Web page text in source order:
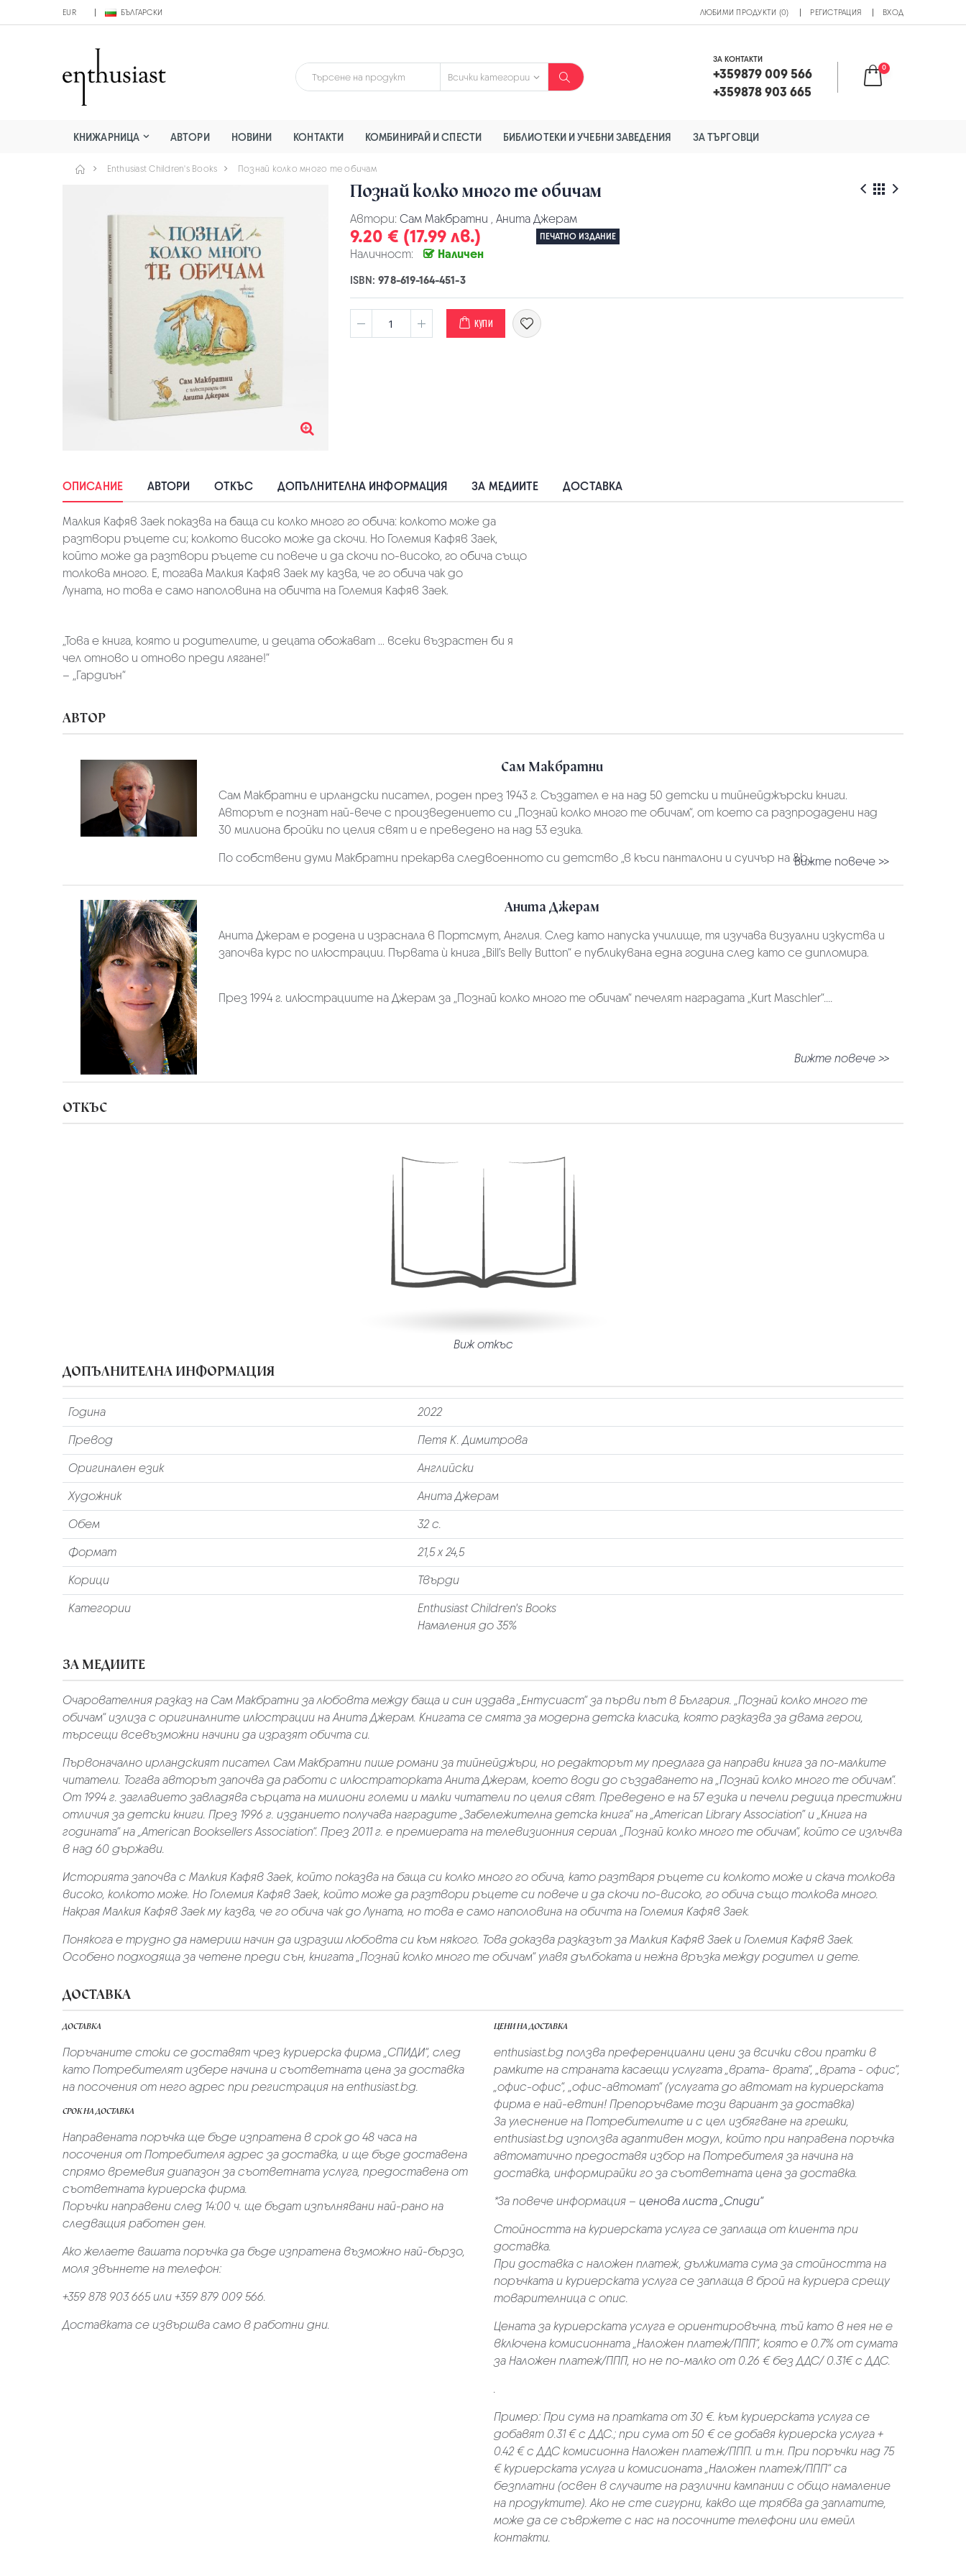
EUR БЪЛГАРСКИ ЛЮБИМИ ПРОДУКТИ (0) РЕГИСТРАЦИЯ ВХОД
ЗА КОНТАКТИ
+359879 009 566
+359878 903 665
0
КНИЖАРНИЦА АВТОРИ НОВИНИ КОНТАКТИ КОМБИНИРАЙ И СПЕСТИ БИБЛИОТЕКИ И УЧЕБНИ ЗАВЕДЕНИЯ ЗА ТЪРГОВЦИ
Enthusiast Children's Books Познай колко много те обичам
Познай колко много те обичам
Автори: Сам Макбратни , Анита Джерам
9.20 € (17.99 лв.) ПЕЧАТНО ИЗДАНИЕ
Наличност: Наличен
ISBN:978-619-164-451-3
КУПИ
ОПИСАНИЕ АВТОРИ ОТКЪС ДОПЪЛНИТЕЛНА ИНФОРМАЦИЯ ЗА МЕДИИТЕ ДОСТАВКА
Малкия Кафяв Заек показва на баща си колко много го обича: колкото може да
разтвори ръцете си; колкото високо може да скочи. Но Големия Кафяв Заек,
който може да разтвори ръцете си повече и да скочи по-високо, го обича също
толкова много. Е, тогава Малкия Кафяв Заек му казва, че го обича чак до
Луната, но това е само наполовина на обичта на Големия Кафяв Заек.
„Това е книга, която и родителите, и децата обожават ... всеки възрастен би я
чел отново и отново преди лягане!“
– „Гардиън“
АВТОР
Сам Макбратни
Сам Макбрaтни е ирландски писател, роден през 1943 г. Създател е на над 50 детски и тийнейджърски книги.
Авторът е познат най-вече с произведението си „Познай колко много те обичам“, от което са разпродадени над
30 милиона бройки по целия свят и е преведено на над 53 езика.
По собствени думи Макбратни прекарва следвоенното си детство „в къси панталони и суичър на &b...Вижте повече >>
Анита Джерам
Анита Джерам е родена и израснала в Портсмут, Англия. След като напуска училище, тя изучава визуални изкуства и
започва курс по илюстрации. Първата ѝ книга „Bill’s Belly Button“ е публикувана една година след като се дипломира.
През 1994 г. илюстрациите на Джерам за „Познай колко много те обичам“ печелят наградата „Kurt Maschler“....
Вижте повече >>
ОТКЪС
Виж откъс
ДОПЪЛНИТЕЛНА ИНФОРМАЦИЯ
Година
2022
Превод
Петя К. Димитрова
Оригинален език
Английски
Художник
Анита Джерам
Обем
32 с.
Формат
21,5 х 24,5
Корици
Твърди
Категории
Enthusiast Children's Books
Намаления до 35%
ЗА МЕДИИТЕ
Очарователния разказ на Сам Макбратни за любовта между баща и син издава „Ентусиаст“ за първи път в България. „Познай колко много те
обичам“ излиза с оригиналните илюстрации на Анита Джерам. Книгата се смята за модерна детска класика, която разказва за двама герои,
търсещи всевъзможни начини да изразят обичта си.
Първоначално ирландският писател Сам Макбратни пише романи за тийнейджъри, но редакторът му предлага да направи книга за по-малките
читатели. Тогава авторът започва да работи с илюстраторката Анита Джерам, което води до създаването на „Познай колко много те обичам“.
От 1994 г. заглавието завладява сърцата на милиони големи и малки читатели по целия свят. Преведено е на 57 езика и печели редица престижни
отличия за детски книги. През 1996 г. изданието получава наградите „Забележителна детска книга“ на „American Library Association” и „Книга на
годината“ на „American Booksellers Association“. През 2011 г. е премиерата на телевизионния сериал „Познай колко много те обичам“, който се излъчва
в над 60 държави.
Историята започва с Малкия Кафяв Заек, който показва на баща си колко много го обича, като разтваря ръцете си колкото може и скача толкова
високо, колкото може. Но Големия Кафяв Заек, който може да разтвори ръцете си повече и да скочи по-високо, го обича също толкова много.
Накрая Малкия Кафяв Заек му казва, че го обича чак до Луната, но това е само наполовина на обичта на Големия Кафяв Заек.
Понякога е трудно да намериш начин да изразиш любовта си към някого. Това доказва разказът за Малкия Кафяв Заек и Големия Кафяв Заек.
Особено подходяща за четене преди сън, книгата „Познай колко много те обичам“ улавя дълбоката и нежна връзка между родител и дете.
ДОСТАВКА
ДОСТАВКА
Поръчаните стоки се доставят чрез куриерскa фирмa „СПИДИ“, след
като Потребителят избере начина и съответната цена за доставка
на посочения от него адрес при регистрация на enthusiast.bg.
СРОК НА ДОСТАВКА
Направената поръчка ще бъде изпратена в срок до 48 часа на
посочения от Потребителя адрес за доставка, и ще бъде доставена
спрямо времевия диапазон за съответната услуга, предоставена от
съответната куриерска фирма.
Поръчки направени след 14:00 ч. ще бъдат изпълнявани най-рано на
следващия работен ден.
Ако желаете вашата поръчка да бъде изпратена възможно най-бързо,
моля звъннете на телефон:
+359 878 903 665 или +359 879 009 566.
Доставката се извършва само в работни дни.
ЦЕНИ НА ДОСТАВКА
enthusiast.bg ползва преференциални цени за всички свои пратки в
рамките на страната касаещи услугата „врата- врата“, „врата - офис“,
„oфис-офис“, „офис-автомат“ (услугата до автомат на куриерската
фирма е най-евтин! Препоръчваме този вариант за доставка)
За улеснение на Потребителите и с цел избягване на грешки,
enthusiast.bg използва адаптивен модул, който при направена поръчка
автоматично предоставя избор на Потребителя за начина на
доставка, информирайки го за съответната цена за доставка.
*За повече информация – ценова листа „Спиди“
Стойността на куриерската услуга се заплаща от клиента при
доставка.
При доставка с наложен платеж, дължимата сума за стойността на
поръчката и куриерската услуга се заплаща в брой на куриера срещу
товарителница с опис.
Цената за куриерската услуга е ориентировъчна, тъй като в нея не е
включена комисионната „Наложен платеж/ППП“, която е 0.7% от сумата
за Наложен платеж/ППП, но не по-малко от 0.26 € без ДДС/ 0.31€ с ДДС.
.
Пример:При сума на пратката от 30 €. към куриерската услуга се
добавят 0.31 € с ДДС.; при сума от 50 € се добавя куриерска услуга +
0.42 € с ДДС комисионна Наложен платеж/ППП. и т.н. При поръчки над 75
€ куриерската услуга и комисионата „Наложен платеж/ППП“ са
безплатни (освен в случаите на различни кампании с общо намаление
на продуктите). Ако не сте сигурни, какво ще трябва да заплатите,
може да се съвржете с нас на посочните телефони или емейл
контакти.